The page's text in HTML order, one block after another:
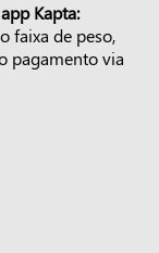
Kapta:
faixa de peso,
pagamento via